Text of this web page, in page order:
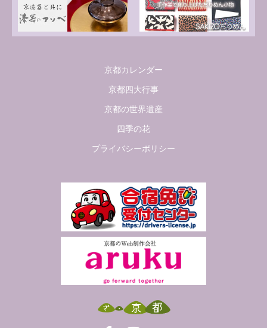
京都カレンダー
京都四大行事
京都の世界遺産
四季の花
プライバシーポリシー